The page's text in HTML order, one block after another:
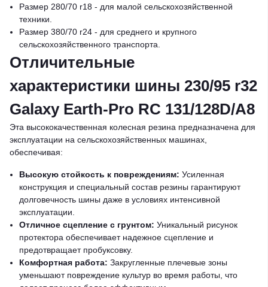
Размер 280/70 r18 - для малой сельскохозяйственной
техники.
Размер 380/70 r24 - для среднего и крупного
сельскохозяйственного транспорта.
Отличительные
характеристики шины 230/95 r32
Galaxy Earth-Pro RC 131/128D/A8
Эта высококачественная колесная резина предназначена для
эксплуатации на сельскохозяйственных машинах,
обеспечивая:
Высокую стойкость к повреждениям: Усиленная
конструкция и специальный состав резины гарантируют
долговечность шины даже в условиях интенсивной
эксплуатации.
Отличное сцепление с грунтом: Уникальный рисунок
протектора обеспечивает надежное сцепление и
предотвращает пробуксовку.
Комфортная работа: Закругленные плечевые зоны
уменьшают повреждение культур во время работы, что